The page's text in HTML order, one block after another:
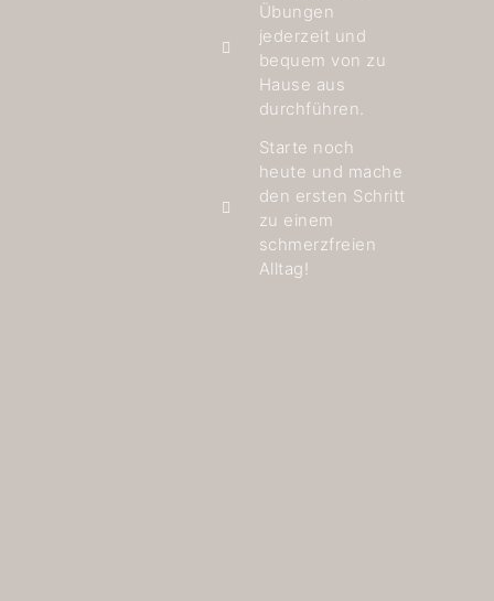
Übungen
jederzeit und
bequem von zu
Hause aus
durchführen.
Starte noch
heute und mache
den ersten Schritt
zu einem
schmerzfreien
Alltag!